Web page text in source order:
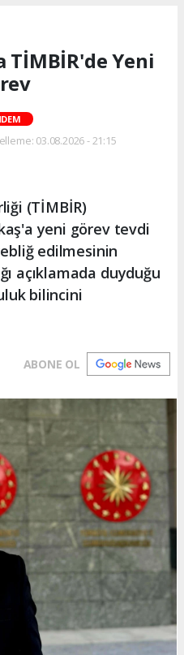
TİMBİR'de Yeni
03.08.2026 - 21:15
(TİMBİR)
yeni görev tevdi
edilmesinin
açıklamada duyduğu
bilincini
ABONE OL